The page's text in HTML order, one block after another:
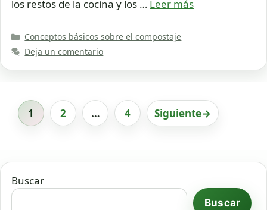
los restos de la cocina y los … Leer más
Categorías
Conceptos básicos sobre el compostaje
Deja un comentario
Página
1 Página
2 … Página
4 Siguiente→
Buscar
Buscar